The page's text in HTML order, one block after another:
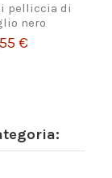
pelliccia di
nero
€